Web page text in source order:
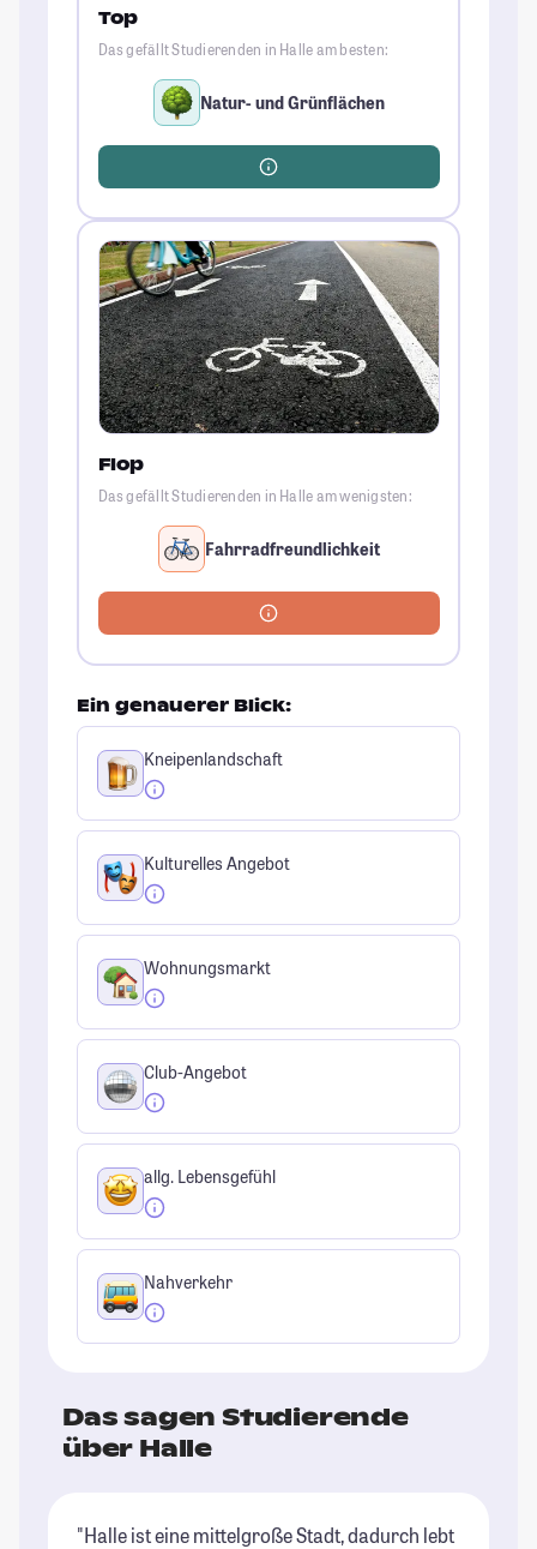
Top
Das gefällt Studierenden in Halle am besten:
Natur- und Grünflächen
Flop
Das gefällt Studierenden in Halle am wenigsten:
Fahrradfreundlichkeit
Ein genauerer Blick:
Kneipenlandschaft
Kulturelles Angebot
Wohnungsmarkt
Club-Angebot
allg. Lebensgefühl
Nahverkehr
Das sagen Studierende
über Halle
"Halle ist eine mittelgroße Stadt, dadurch lebt